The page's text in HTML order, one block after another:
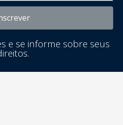
e se informe sobre seus